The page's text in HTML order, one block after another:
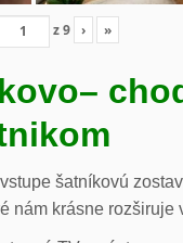
z9 › »
–
šatníkovú
nám krásne rozširuje